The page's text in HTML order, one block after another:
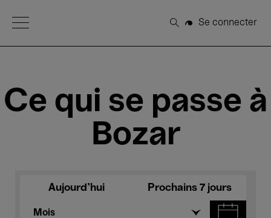
Open Menu
Rechercher
Se connecter
Ce qui se passe à
Bozar
Aujourd'hui Prochains 7 jours
Mois